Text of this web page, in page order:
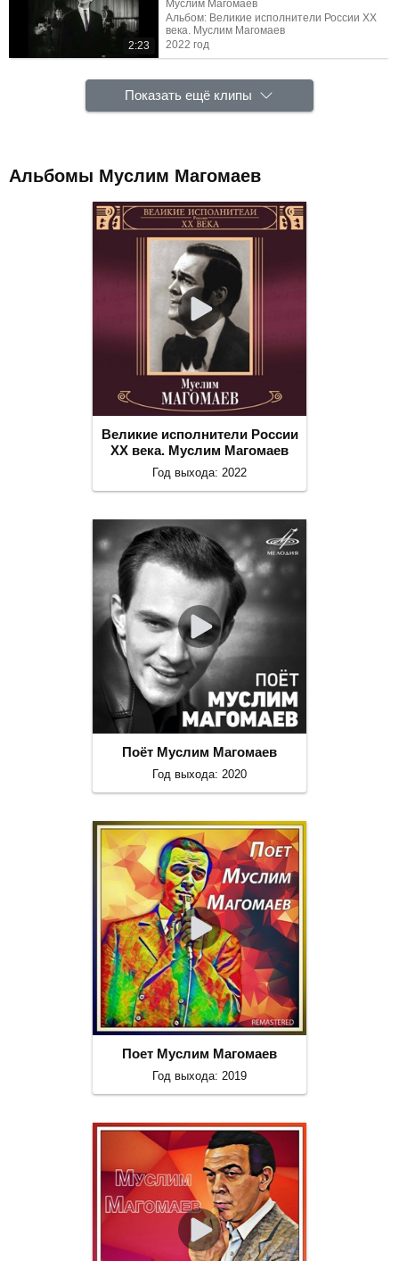
2:23
Муслим Магомаев
Альбом: Великие исполнители России ХХ
века. Муслим Магомаев
2022 год
Показать ещё клипы
Альбомы Муслим Магомаев
Великие исполнители России
ХХ века. Муслим Магомаев
Год выхода: 2022
Поёт Муслим Магомаев
Год выхода: 2020
Поет Муслим Магомаев
Год выхода: 2019